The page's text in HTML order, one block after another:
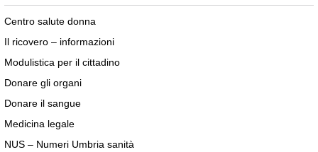
Centro salute donna
Il ricovero – informazioni
Modulistica per il cittadino
Donare gli organi
Donare il sangue
Medicina legale
NUS – Numeri Umbria sanità